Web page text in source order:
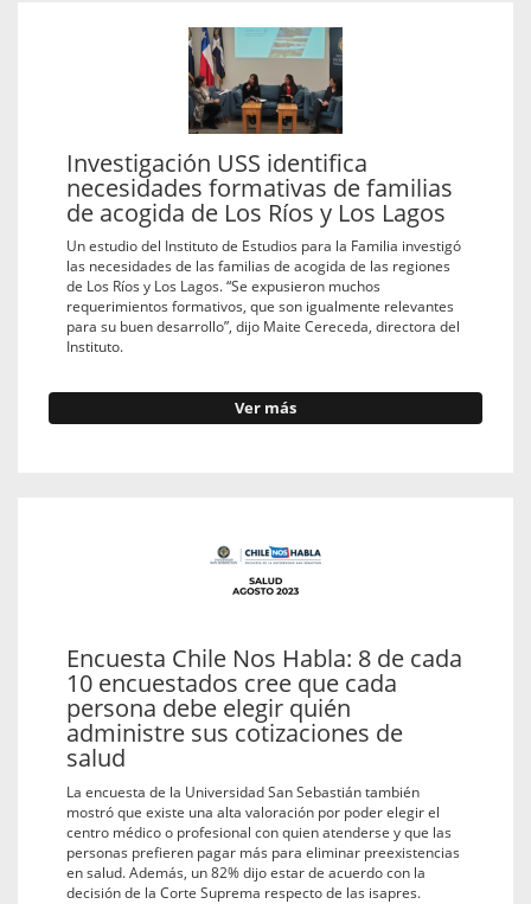
Investigación USS identifica
necesidades formativas de familias
de acogida de Los Ríos y Los Lagos
Un estudio del Instituto de Estudios para la Familia investigó
las necesidades de las familias de acogida de las regiones
de Los Ríos y Los Lagos. “Se expusieron muchos
requerimientos formativos, que son igualmente relevantes
para su buen desarrollo”, dijo Maite Cereceda, directora del
Instituto.
Ver más
Encuesta Chile Nos Habla: 8 de cada
10 encuestados cree que cada
persona debe elegir quién
administre sus cotizaciones de
salud
La encuesta de la Universidad San Sebastián también
mostró que existe una alta valoración por poder elegir el
centro médico o profesional con quien atenderse y que las
personas prefieren pagar más para eliminar preexistencias
en salud. Además, un 82% dijo estar de acuerdo con la
decisión de la Corte Suprema respecto de las isapres.